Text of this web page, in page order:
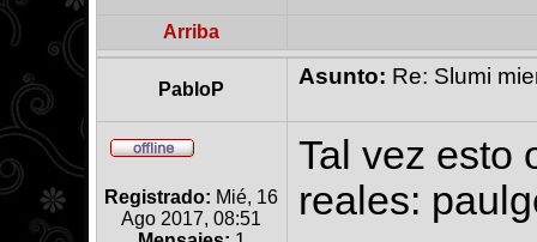
Arriba
PabloP
Asunto: Re: Slumi
Registrado: Mié, 16
Ago 2017, 08:51
Tal vez esto
reales: